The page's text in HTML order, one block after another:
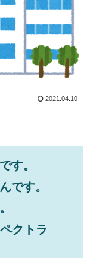
2021.04.10
です。
です。
クトラ